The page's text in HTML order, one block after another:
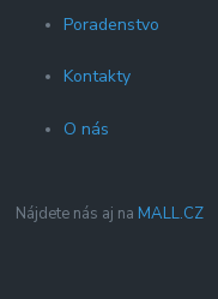
Poradenstvo
Kontakty
O nás
Nájdete nás aj na MALL.CZ